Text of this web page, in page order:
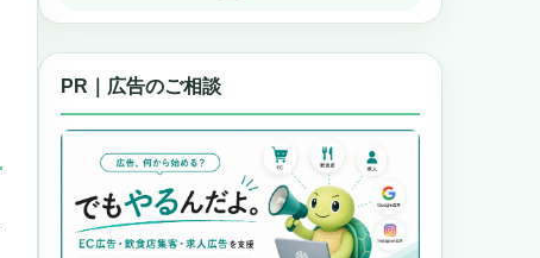
PR｜広告のご相談